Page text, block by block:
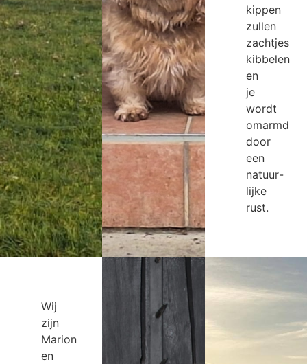
kippen
zullen
zachtjes
kibbelen
en
je
wordt
omarmd
door
een
natuur-
lijke
rust.
Wij
zijn
Marion
en